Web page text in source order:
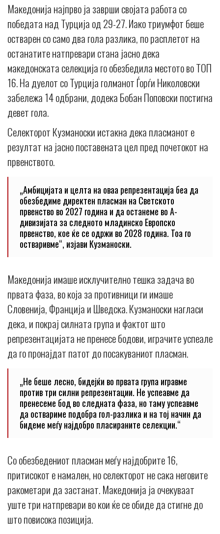
Македонија најпрво ја заврши својата работа со
победата над Турција од 29-27. Иако триумфот беше
остварен со само два гола разлика, по расплетот на
останатите натпревари стана јасно дека
македонската селекција го обезбедила местото во ТОП
16. На дуелот со Турција голманот Ѓорѓи Николовски
забележа 14 одбрани, додека Бобан Поповски постигна
девет гола.
Селекторот Кузманоски истакна дека пласманот е
резултат на јасно поставената цел пред почетокот на
првенството.
„Амбицијата и целта на оваа репрезентација беа да
обезбедиме директен пласман на Светското
првенство во 2027 година и да останеме во А-
дивизијата за следното младинско Европско
првенство, кое ќе се одржи во 2028 година. Тоа го
остваривме“, изјави Кузманоски.
Македонија имаше исклучително тешка задача во
првата фаза, во која за противници ги имаше
Словенија, Франција и Шведска. Кузманоски нагласи
дека, и покрај силната група и фактот што
репрезентацијата не пренесе бодови, играчите успеале
да го пронајдат патот до посакуваниот пласман.
„Не беше лесно, бидејќи во првата група игравме
против три силни репрезентации. Не успеавме да
пренесеме бод во следната фаза, но таму успеавме
да оствариме подобра гол-разлика и на тој начин да
бидеме меѓу најдобро пласираните селекции.“
Со обезбедениот пласман меѓу најдобрите 16,
притисокот е намален, но селекторот не сака неговите
ракометари да застанат. Македонија ја очекуваат
уште три натпревари во кои ќе се обиде да стигне до
што повисока позиција.